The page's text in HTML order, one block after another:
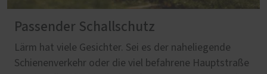
Passender Schallschutz
Lärm hat viele Gesichter. Sei es der naheliegende
Schienenverkehr oder die viel befahrene Hauptstraße